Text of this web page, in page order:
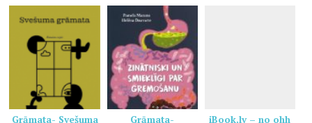
Grāmata- Svešuma Grāmata- iBook.lv – no ohh